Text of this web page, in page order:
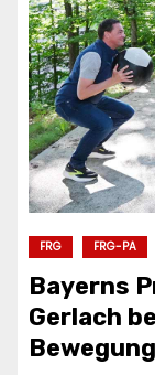
FRG FRG-PA
Bayerns
Gerlach